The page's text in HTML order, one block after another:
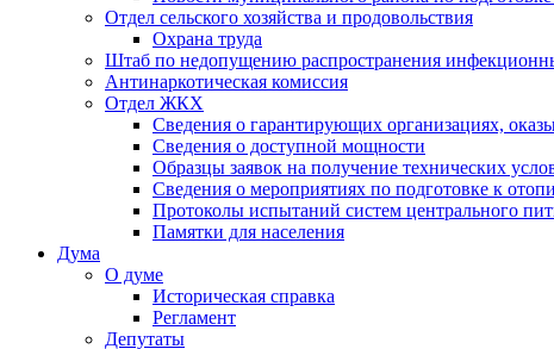
Отдел сельского хозяйства и продовольствия
Охрана труда
Штаб по недопущению распространения
Антинаркотическая комиссия
Отдел ЖКХ
Сведения о гарантирующих организациях,
Сведения о доступной мощности
Образцы заявок на получение технических
Сведения о мероприятиях по подготовке к
Протоколы испытаний систем центрального
Памятки для населения
Дума
О думе
Историческая справка
Регламент
Депутаты